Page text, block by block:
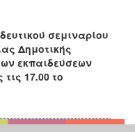
σεμιναρίου
Δημοτικής
εκπαιδεύσεων
17.00 το